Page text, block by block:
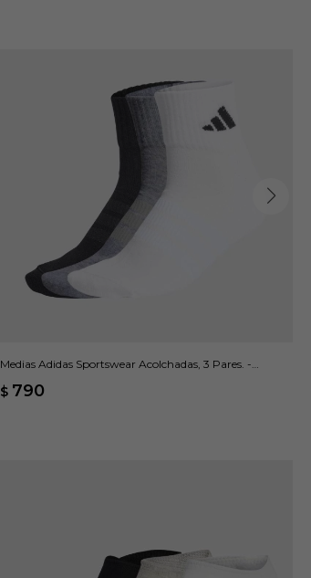
Medias Adidas Sportswear Acolchadas, 3 Pares. -
$ 790